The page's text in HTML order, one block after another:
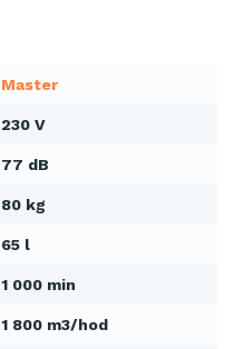
Master
230 V
77 dB
80 kg
65 l
1 000 min
1 800 m3/hod